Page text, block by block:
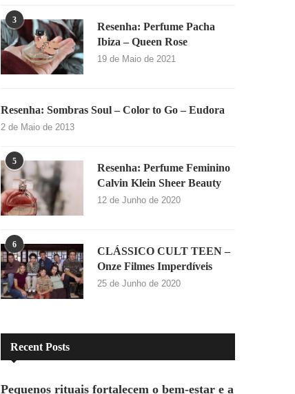
3
Resenha: Perfume Pacha
Ibiza – Queen Rose
19 de Maio de 2021
Resenha: Sombras Soul – Color to Go – Eudora
2 de Maio de 2013
5
Resenha: Perfume Feminino
Calvin Klein Sheer Beauty
12 de Junho de 2020
6
CLÁSSICO CULT TEEN –
Onze Filmes Imperdíveis
25 de Junho de 2020
Recent Posts
Pequenos rituais fortalecem o bem-estar e a